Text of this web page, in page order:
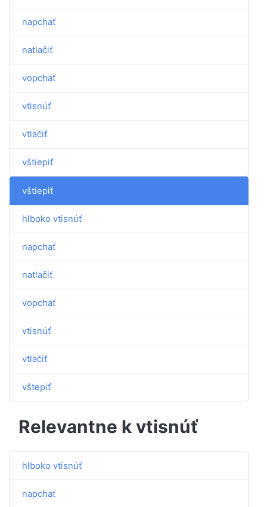
napchať
natlačiť
vopchať
vtisnúť
vtlačiť
vštiepiť
vštiepiť
hlboko vtisnúť
napchať
natlačiť
vopchať
vtisnúť
vtlačiť
vštepiť
Relevantne k vtisnúť
hlboko vtisnúť
napchať